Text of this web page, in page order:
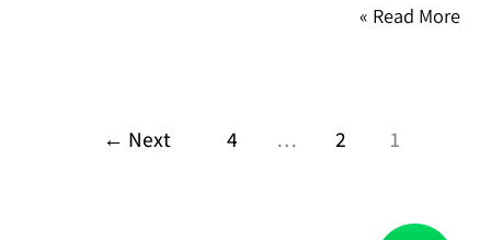
Read More »
1
2
…
4
Next
←